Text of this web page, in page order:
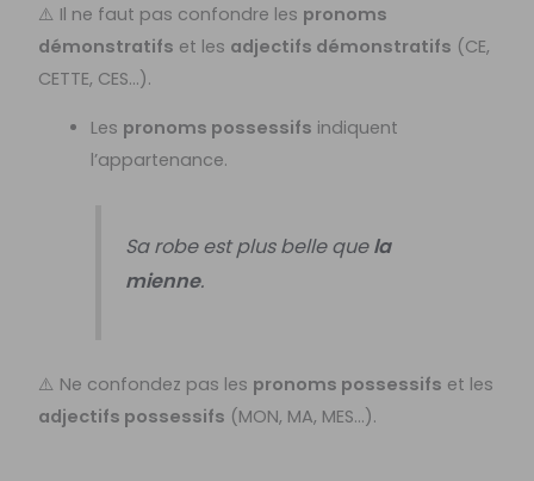
⚠️ Il ne faut pas confondre les pronoms
démonstratifs et les adjectifs démonstratifs (CE,
CETTE, CES…).
Les pronoms possessifs indiquent
l’appartenance.
Sa robe est plus belle quela
mienne.
⚠️ Ne confondez pas les pronoms possessifs et les
adjectifs possessifs (MON, MA, MES…).